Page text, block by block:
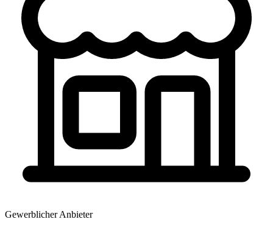
Gewerblicher Anbieter